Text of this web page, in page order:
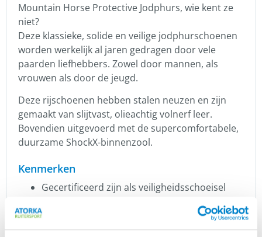
Mountain Horse Protective Jodphurs, wie kent ze
niet?
Deze klassieke, solide en veilige jodphurschoenen
worden werkelijk al jaren gedragen door vele
paarden liefhebbers. Zowel door mannen, als
vrouwen als door de jeugd.
Deze rijschoenen hebben stalen neuzen en zijn
gemaakt van slijtvast, olieachtig volnerf leer.
Bovendien uitgevoerd met de supercomfortabele,
duurzame ShockX-binnenzool.
Kenmerken
Gecertificeerd zijn als veiligheidsschoeisel
Sterke suède versteviging in het hielgedeelte
voor extra langdurige duurzaamheid